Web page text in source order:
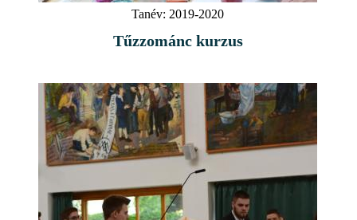
Tanév: 2019-2020
Tűzzománc kurzus